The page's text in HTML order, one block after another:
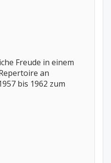
Freude in einem
an
bis 1962 zum